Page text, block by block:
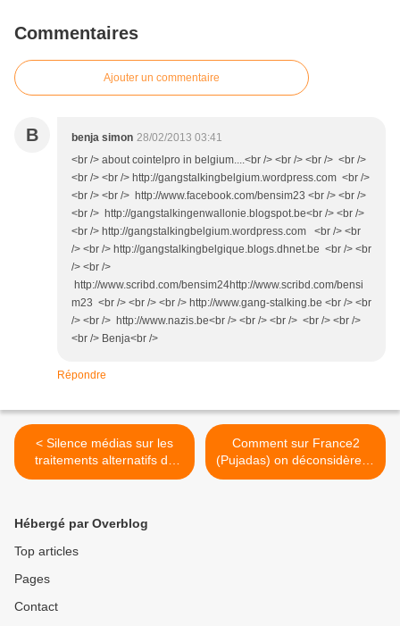
Commentaires
Ajouter un commentaire
B benja simon 28/02/2013 03:41
<br /> about cointelpro in belgium....<br /> <br /> <br /> <br />
<br /> <br /> http://gangstalkingbelgium.wordpress.com <br />
<br /> <br /> http://www.facebook.com/bensim23 <br /> <br />
<br /> http://gangstalkingenwallonie.blogspot.be<br /> <br />
<br /> http://gangstalkingbelgium.wordpress.com <br /> <br
/> <br /> http://gangstalkingbelgique.blogs.dhnet.be <br /> <br
/> <br />
http://www.scribd.com/bensim24http://www.scribd.com/bensi
m23 <br /> <br /> <br /> http://www.gang-stalking.be <br /> <br
/> <br /> http://www.nazis.be<br /> <br /> <br /> <br /> <br />
<br /> Benja<br />
Répondre
< Silence médias sur les
traitements alternatifs du
cancer et sur
Comment sur France2
(Pujadas) on déconsidère la
Résistance.. >
Hébergé par Overblog
Top articles
Pages
Contact